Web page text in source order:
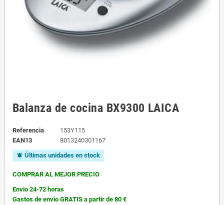
Balanza de cocina BX9300 LAICA
Referencia
153Y115
EAN13
8013240301167
notifications_active Últimas unidades en stock
COMPRAR AL MEJOR PRECIO
Envio 24-72 horas
Gastos de envio GRATIS a partir de 80 €